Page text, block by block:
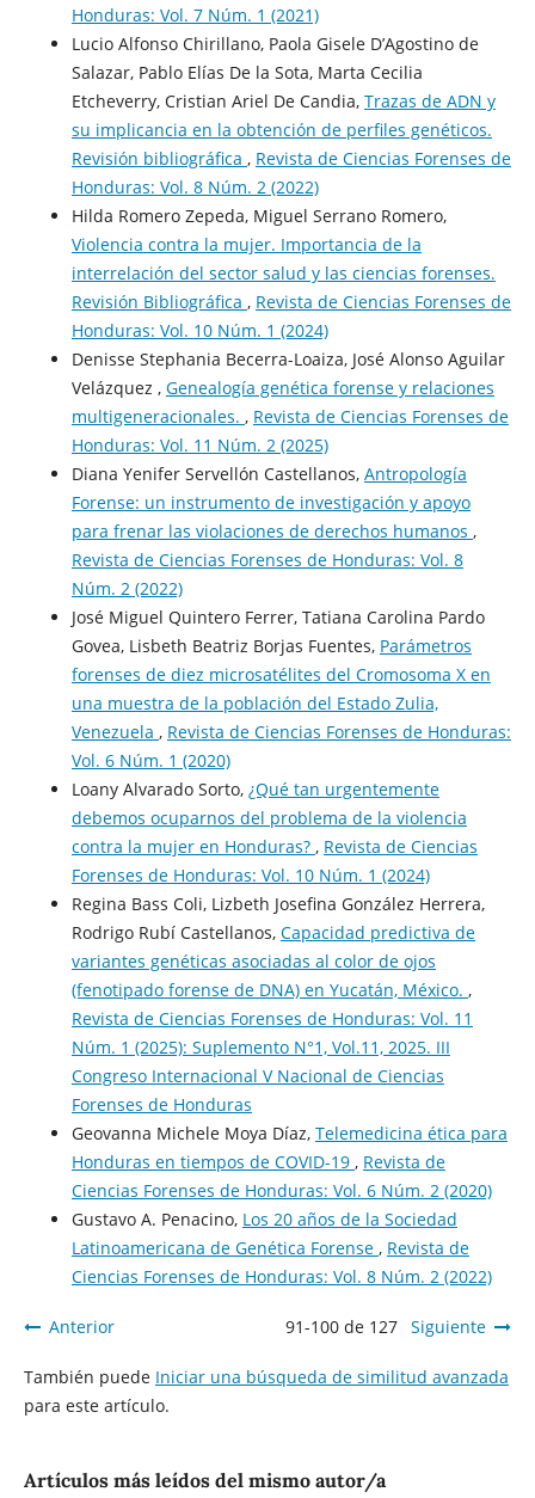
Honduras: Vol. 7 Núm. 1 (2021)
Lucio Alfonso Chirillano, Paola Gisele D’Agostino de
Salazar, Pablo Elías De la Sota, Marta Cecilia
Etcheverry, Cristian Ariel De Candia, Trazas de ADN y
su implicancia en la obtención de perfiles genéticos.
Revisión bibliográfica , Revista de Ciencias Forenses de
Honduras: Vol. 8 Núm. 2 (2022)
Hilda Romero Zepeda, Miguel Serrano Romero,
Violencia contra la mujer. Importancia de la
interrelación del sector salud y las ciencias forenses.
Revisión Bibliográfica , Revista de Ciencias Forenses de
Honduras: Vol. 10 Núm. 1 (2024)
Denisse Stephania Becerra-Loaiza, José Alonso Aguilar
Velázquez , Genealogía genética forense y relaciones
multigeneracionales. , Revista de Ciencias Forenses de
Honduras: Vol. 11 Núm. 2 (2025)
Diana Yenifer Servellón Castellanos, Antropología
Forense: un instrumento de investigación y apoyo
para frenar las violaciones de derechos humanos ,
Revista de Ciencias Forenses de Honduras: Vol. 8
Núm. 2 (2022)
José Miguel Quintero Ferrer, Tatiana Carolina Pardo
Govea, Lisbeth Beatriz Borjas Fuentes, Parámetros
forenses de diez microsatélites del Cromosoma X en
una muestra de la población del Estado Zulia,
Venezuela , Revista de Ciencias Forenses de Honduras:
Vol. 6 Núm. 1 (2020)
Loany Alvarado Sorto, ¿Qué tan urgentemente
debemos ocuparnos del problema de la violencia
contra la mujer en Honduras? , Revista de Ciencias
Forenses de Honduras: Vol. 10 Núm. 1 (2024)
Regina Bass Coli, Lizbeth Josefina González Herrera,
Rodrigo Rubí Castellanos, Capacidad predictiva de
variantes genéticas asociadas al color de ojos
(fenotipado forense de DNA) en Yucatán, México. ,
Revista de Ciencias Forenses de Honduras: Vol. 11
Núm. 1 (2025): Suplemento N°1, Vol.11, 2025. III
Congreso Internacional V Nacional de Ciencias
Forenses de Honduras
Geovanna Michele Moya Díaz, Telemedicina ética para
Honduras en tiempos de COVID-19 , Revista de
Ciencias Forenses de Honduras: Vol. 6 Núm. 2 (2020)
Gustavo A. Penacino, Los 20 años de la Sociedad
Latinoamericana de Genética Forense , Revista de
Ciencias Forenses de Honduras: Vol. 8 Núm. 2 (2022)
Anterior 91-100 de 127 Siguiente
También puede Iniciar una búsqueda de similitud avanzada
para este artículo.
Artículos más leídos del mismo autor/a